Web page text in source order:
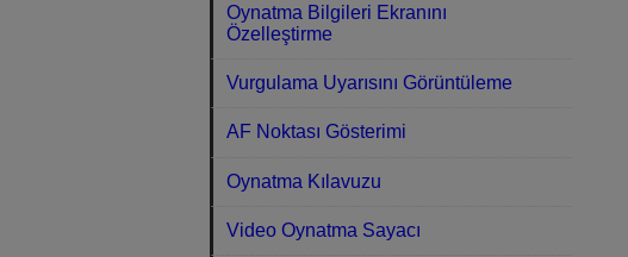
Oynatma Bilgileri Ekranını
Özelleştirme
Vurgulama Uyarısını Görüntüleme
AF Noktası Gösterimi
Oynatma Kılavuzu
Video Oynatma Sayacı